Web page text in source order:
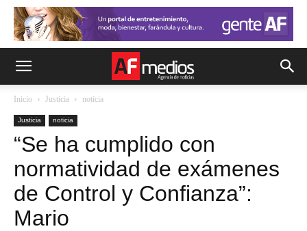
Inicio Justicia noticia
Justicia noticia
“Se ha cumplido con
normatividad de exámenes
de Control y Confianza”:
Mario